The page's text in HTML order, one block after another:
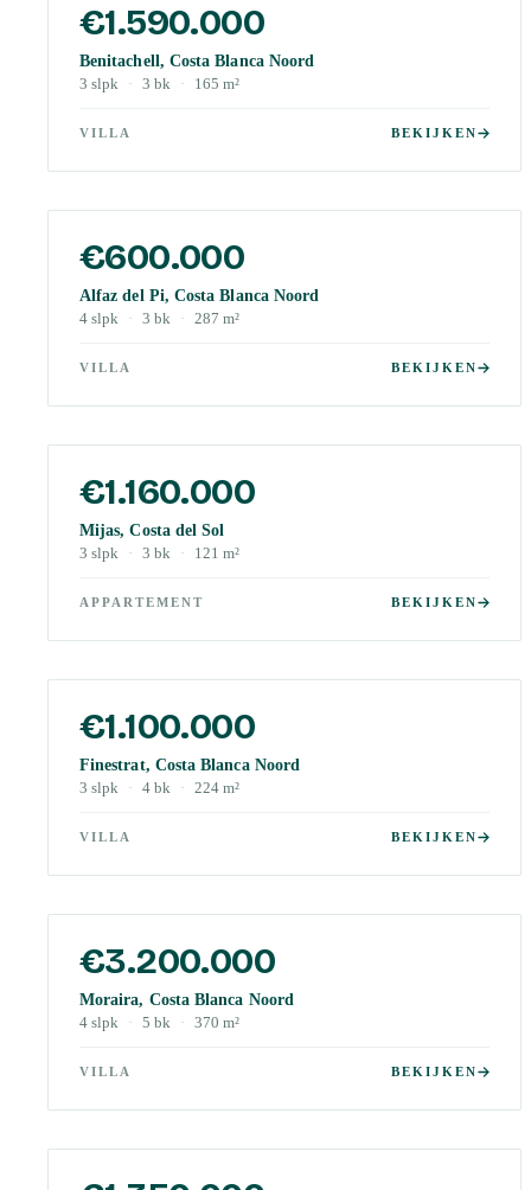
€1.590.000
Benitachell, Costa Blanca Noord
3 slpk · 3 bk · 165 m²
VILLA BEKIJKEN
€600.000
Alfaz del Pi, Costa Blanca Noord
4 slpk · 3 bk · 287 m²
VILLA BEKIJKEN
€1.160.000
Mijas, Costa del Sol
3 slpk · 3 bk · 121 m²
APPARTEMENT BEKIJKEN
€1.100.000
Finestrat, Costa Blanca Noord
3 slpk · 4 bk · 224 m²
VILLA BEKIJKEN
€3.200.000
Moraira, Costa Blanca Noord
4 slpk · 5 bk · 370 m²
VILLA BEKIJKEN